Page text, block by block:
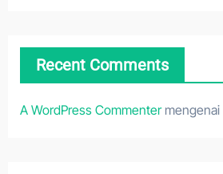
Recent Comments
A WordPress Commentermengenai